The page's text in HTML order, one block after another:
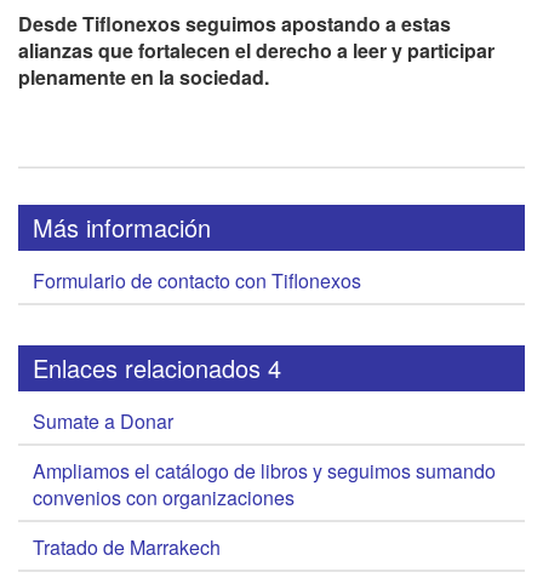
Desde Tiflonexos seguimos apostando a estas
alianzas que fortalecen el derecho a leer y participar
plenamente en la sociedad.
Más información
Formulario de contacto con Tiflonexos
Enlaces relacionados 4
Sumate a Donar
Ampliamos el catálogo de libros y seguimos sumando
convenios con organizaciones
Tratado de Marrakech